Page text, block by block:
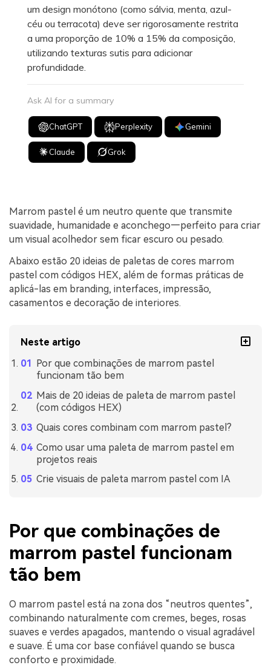
um design monótono (como sálvia, menta, azul-
céu ou terracota) deve ser rigorosamente restrita
a uma proporção de 10% a 15% da composição,
utilizando texturas sutis para adicionar
profundidade.
Ask AI for a summary
ChatGPT Perplexity Gemini
Claude Grok
Marrom pastel é um neutro quente que transmite
suavidade, humanidade e aconchego—perfeito para criar
um visual acolhedor sem ficar escuro ou pesado.
Abaixo estão 20 ideias de paletas de cores marrom
pastel com códigos HEX, além de formas práticas de
aplicá-las em branding, interfaces, impressão,
casamentos e decoração de interiores.
Neste artigo
Por que combinações de marrom pastel
funcionam tão bem
Mais de 20 ideias de paleta de marrom pastel
(com códigos HEX)
Quais cores combinam com marrom pastel?
Como usar uma paleta de marrom pastel em
projetos reais
Crie visuais de paleta marrom pastel com IA
Por que combinações de
marrom pastel funcionam
tão bem
O marrom pastel está na zona dos “neutros quentes”,
combinando naturalmente com cremes, beges, rosas
suaves e verdes apagados, mantendo o visual agradável
e suave. É uma cor base confiável quando se busca
conforto e proximidade.